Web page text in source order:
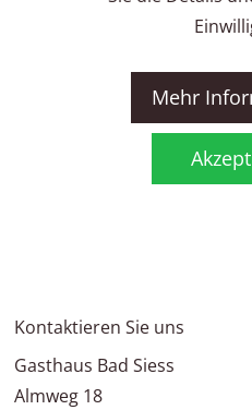
Mehr
Kontaktieren Sie uns
Gasthaus Bad Siess
Almweg 18